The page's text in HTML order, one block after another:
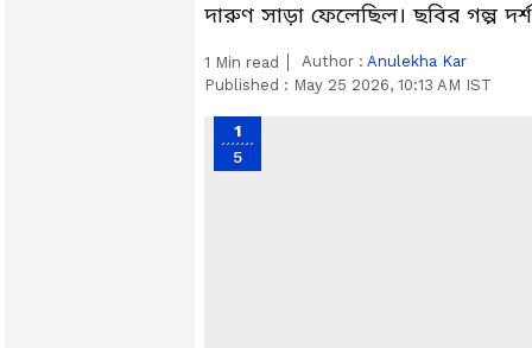
দারুণ সাড়া ফেলেছিল। ছবির গল্প
1 Min read Author : Anulekha Kar
Published : May 25 2026, 10:13 AM IST
1
5